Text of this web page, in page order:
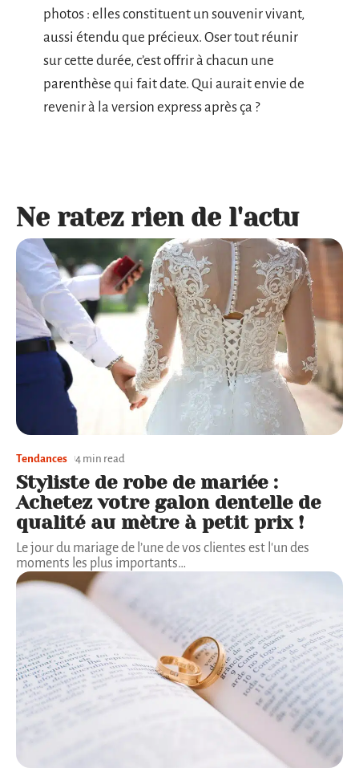
photos : elles constituent un souvenir vivant,
aussi étendu que précieux. Oser tout réunir
sur cette durée, c’est offrir à chacun une
parenthèse qui fait date. Qui aurait envie de
revenir à la version express après ça ?
Ne ratez rien de l'actu
Tendances 4 min read
Styliste de robe de mariée :
Achetez votre galon dentelle de
qualité au mètre à petit prix !
Le jour du mariage de l’une de vos clientes est l'un des
moments les plus importants…